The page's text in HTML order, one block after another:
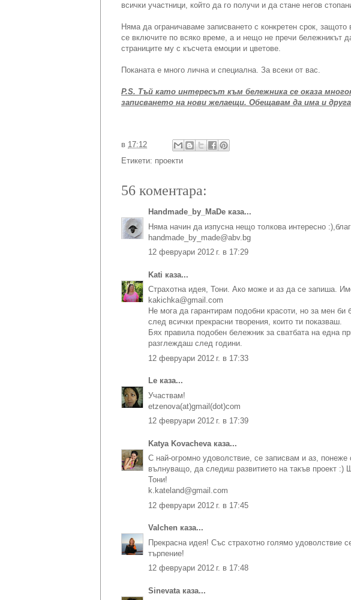
всички участници, който да го получи и да стане негов
Няма да ограничаваме записването с конкретен срок,
се включите по всяко време, а и нещо не пречи бележникът
страниците му с късчета емоции и цветове.
Поканата е много лична и специална. За всеки от вас.
P.S. Тъй като интересът към бележника се оказа
записването на нови желаещи. Обещавам да има и
в 17:12
Етикети: проекти
56 коментара:
Handmade_by_MaDe каза...
Няма начин да изпусна нещо толкова интересно
handmade_by_made@abv.bg
12 февруари 2012 г. в 17:29
Kati каза...
Страхотна идея, Тони. Ако може и аз да се запиша.
kakichka@gmail.com
Не мога да гарантирам подобни красоти, но за мен
след всички прекрасни творения, които ти показваш.
Бях правила подобен бележник за сватбата на една
разглеждаш след години.
12 февруари 2012 г. в 17:33
Le каза...
Участвам!
etzenova(at)gmail(dot)com
12 февруари 2012 г. в 17:39
Katya Kovacheva каза...
С най-огромно удоволствие, се записвам и аз,
вълнуващо, да следиш развитието на такъв проект :)
Тони!
k.kateland@gmail.com
12 февруари 2012 г. в 17:45
Valchen каза...
Прекрасна идея! Със страхотно голямо удоволствие
търпение!
12 февруари 2012 г. в 17:48
Sinevata каза...